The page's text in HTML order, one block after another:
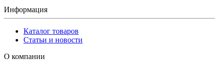
Информация
Каталог товаров
Статьи и новости
О компании